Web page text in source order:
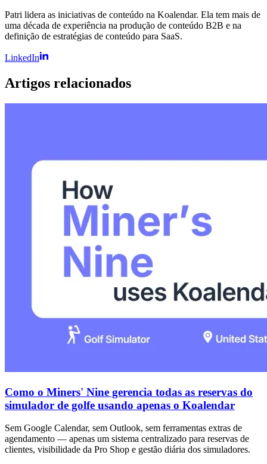
Patri lidera as iniciativas de conteúdo na Koalendar. Ela tem mais de
uma década de experiência na produção de conteúdo B2B e na
definição de estratégias de conteúdo para SaaS.
LinkedIn
Artigos relacionados
Como o Miners' Nine gerencia todas as reservas do
simulador de golfe usando apenas o Koalendar
Sem Google Calendar, sem Outlook, sem ferramentas extras de
agendamento — apenas um sistema centralizado para reservas de
clientes, visibilidade da Pro Shop e gestão diária dos simuladores.